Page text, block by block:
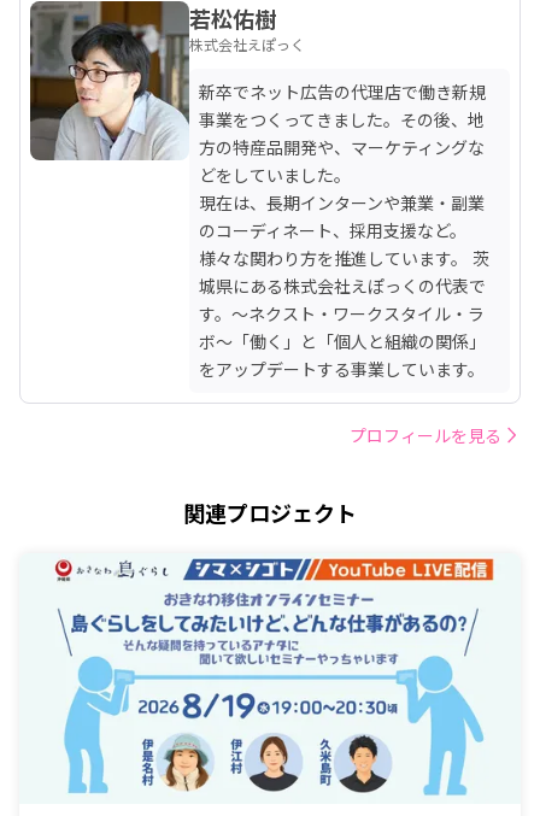
若松佑樹
株式会社えぽっく
新卒でネット広告の代理店で働き新規
事業をつくってきました。その後、地
方の特産品開発や、マーケティングな
どをしていました。
現在は、長期インターンや兼業・副業
のコーディネート、採用支援など。
様々な関わり方を推進しています。 茨
城県にある株式会社えぽっくの代表で
す。～ネクスト・ワークスタイル・ラ
ボ～「働く」と「個人と組織の関係」
をアップデートする事業しています。
プロフィールを見る
関連プロジェクト